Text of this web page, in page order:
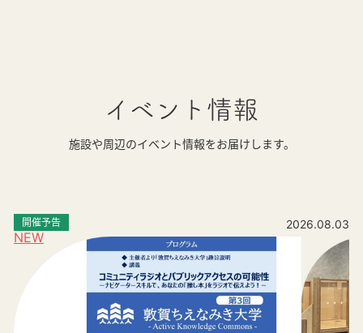
イベント情報
施設や周辺のイベント情報をお届けします。
NEW
開催予告 2026.08.03